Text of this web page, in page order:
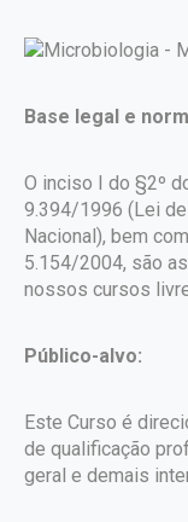
Base legal e
O inciso I do §2º
9.394/1996 (Lei
Nacional), bem
5.154/2004, são
nossos cursos
Público-alvo:
Este Curso é
de qualificação
geral e demais